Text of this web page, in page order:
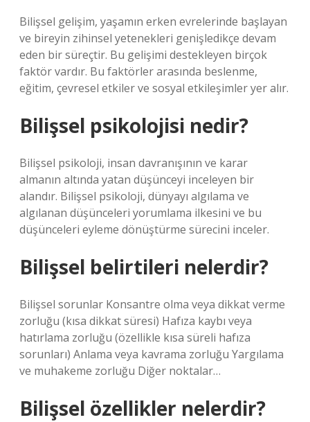
Bilişsel gelişim, yaşamın erken evrelerinde başlayan
ve bireyin zihinsel yetenekleri genişledikçe devam
eden bir süreçtir. Bu gelişimi destekleyen birçok
faktör vardır. Bu faktörler arasında beslenme,
eğitim, çevresel etkiler ve sosyal etkileşimler yer alır.
Bilişsel psikolojisi nedir?
Bilişsel psikoloji, insan davranışının ve karar
almanın altında yatan düşünceyi inceleyen bir
alandır. Bilişsel psikoloji, dünyayı algılama ve
algılanan düşünceleri yorumlama ilkesini ve bu
düşünceleri eyleme dönüştürme sürecini inceler.
Bilişsel belirtileri nelerdir?
Bilişsel sorunlar Konsantre olma veya dikkat verme
zorluğu (kısa dikkat süresi) Hafıza kaybı veya
hatırlama zorluğu (özellikle kısa süreli hafıza
sorunları) Anlama veya kavrama zorluğu Yargılama
ve muhakeme zorluğu Diğer noktalar…
Bilişsel özellikler nelerdir?